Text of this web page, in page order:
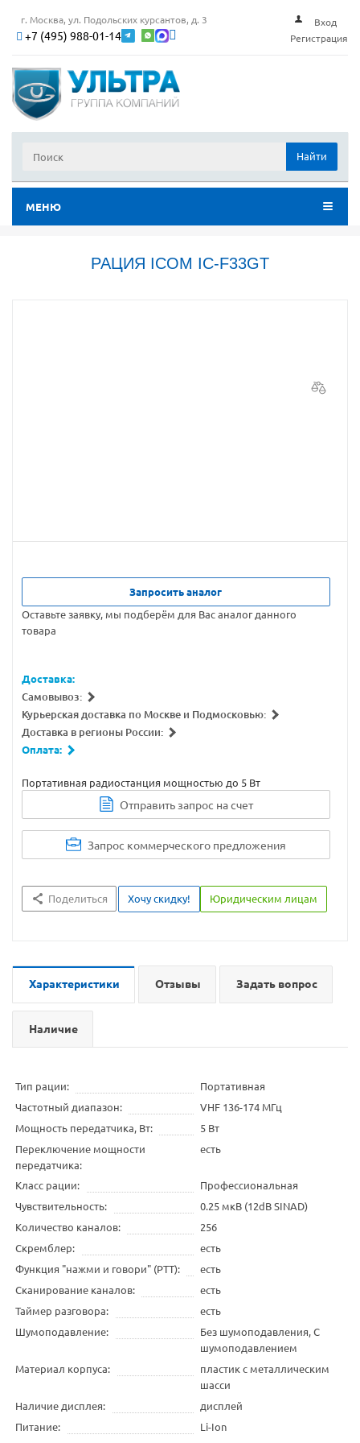
г. Москва, ул. Подольских курсантов, д. 3
+7 (495) 988-01-14
Вход
Регистрация
Найти
МЕНЮ
РАЦИЯ ICOM IC-F33GT
Запросить аналог
Оставьте заявку, мы подберём для Вас аналог данного
товара
Доставка:
Самовывоз:
Курьерская доставка по Москве и Подмосковью:
Доставка в регионы России:
Оплата:
Портативная радиостанция мощностью до 5 Вт
Отправить запрос на счет
Запрос коммерческого предложения
Поделиться Хочу скидку! Юридическим лицам
Характеристики Отзывы Задать вопрос
Наличие
Тип рации
Портативная
Частотный диапазон
VHF 136-174 МГц
Мощность передатчика, Вт
5 Вт
Переключение мощности
передатчика
есть
Класс рации
Профессиональная
Чувствительность
0.25 мкВ (12dB SINAD)
Количество каналов
256
Скремблер
есть
Функция "нажми и говори" (PTT)
есть
Сканирование каналов
есть
Таймер разговора
есть
Шумоподавление
Без шумоподавления, С
шумоподавлением
Материал корпуса
пластик с металлическим
шасси
Наличие дисплея
дисплей
Питание
Li-Ion